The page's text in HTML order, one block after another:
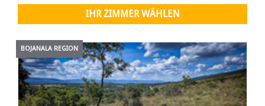
IHR ZIMMER WÄHLEN
BOJANALA REGION